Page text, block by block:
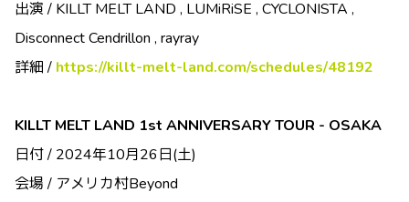
出演 / KILLT MELT LAND , LUMiRiSE , CYCLONISTA ,
Disconnect Cendrillon , rayray
詳細 / https://killt-melt-land.com/schedules/48192
KILLT MELT LAND 1st ANNIVERSARY TOUR - OSAKA
日付 / 2024年10月26日(土)
会場 / アメリカ村Beyond